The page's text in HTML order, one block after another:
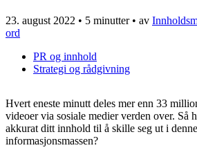
23. august 2022 • 5 minutter• av
ord
PR og innhold
Strategi og rådgivning
Hvert eneste minutt deles mer enn 33
videoer via sosiale medier verden over. Så
akkurat ditt innhold til å skille seg ut i
informasjonsmassen?